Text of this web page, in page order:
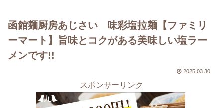
函館麺厨房あじさい 味彩塩拉麺【ファミリ
ーマート】旨味とコクがある美味しい塩ラー
メンです!!
2025.03.30
スポンサーリンク